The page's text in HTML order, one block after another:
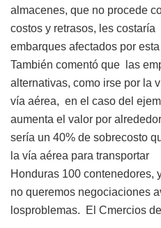
almacenes, que no procede
costos y retrasos, les
embarques afectados por
También comentó que las
alternativas, como irse por la
vía aérea, en el caso del
aumenta el valor por
sería un 40% de sobrecosto
la vía aérea para transportar
Honduras 100 contenedores,
no queremos negociaciones
losproblemas. El Cmercios